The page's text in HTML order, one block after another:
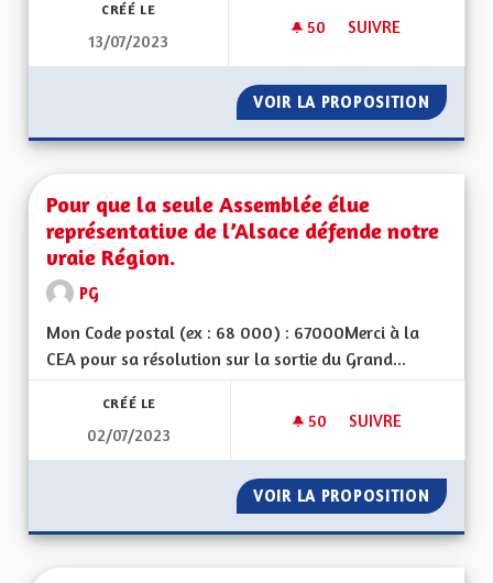
CRÉÉ LE
13/07/2023
50 50 ABONNÉS
SUIVRE
VOIR LA PROPOSITION
Pour que la seule Assemblée élue
représentative de l’Alsace défende notre
vraie Région.
PG
Mon Code postal (ex : 68 000) : 67000Merci à la
CEA pour sa résolution sur la sortie du Grand...
CRÉÉ LE
02/07/2023
50 50 ABONNÉS
SUIVRE
VOIR LA PROPOSITION POUR